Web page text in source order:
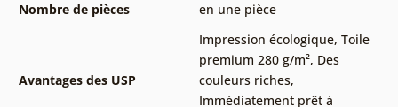
Nombre de pièces
en une pièce
Avantages des USP
Impression écologique, Toile
premium 280 g/m², Des
couleurs riches,
Immédiatement prêt à